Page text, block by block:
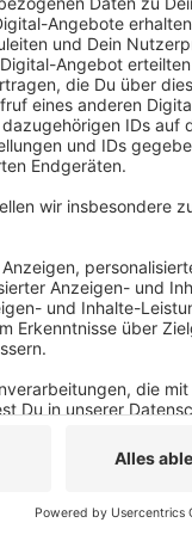
Wartelisten sind
Anzeige
Der Zulauf ist groß,
noch nie so lang".
Auch beim TUB
Anzeige